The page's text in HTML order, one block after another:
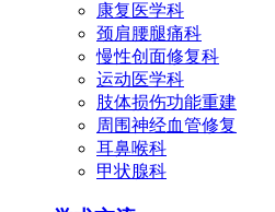
康复医学科
颈肩腰腿痛科
慢性创面修复科
运动医学科
肢体损伤功能重建
周围神经血管修复
耳鼻喉科
甲状腺科